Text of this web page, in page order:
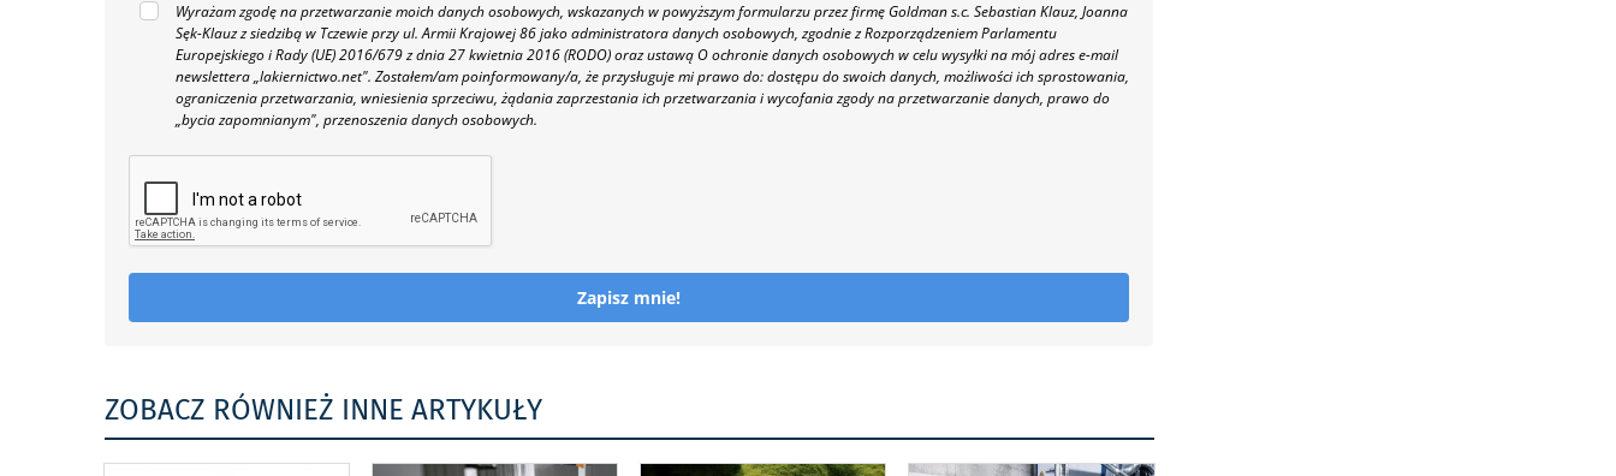
Wyrażam zgodę na przetwarzanie moich danych osobowych, wskazanych w powyższym formularzu przez firmę Goldman s.c. Sebastian Klauz, Joanna
Sęk-Klauz z siedzibą w Tczewie przy ul. Armii Krajowej 86 jako administratora danych osobowych, zgodnie z Rozporządzeniem Parlamentu
Europejskiego i Rady (UE) 2016/679 z dnia 27 kwietnia 2016 (RODO) oraz ustawą O ochronie danych osobowych w celu wysyłki na mój adres e-mail
newslettera „lakiernictwo.net". Zostałem/am poinformowany/a, że przysługuje mi prawo do: dostępu do swoich danych, możliwości ich sprostowania,
ograniczenia przetwarzania, wniesienia sprzeciwu, żądania zaprzestania ich przetwarzania i wycofania zgody na przetwarzanie danych, prawo do
„bycia zapomnianym", przenoszenia danych osobowych.
Zapisz mnie!
ZOBACZ RÓWNIEŻ INNE ARTYKUŁY